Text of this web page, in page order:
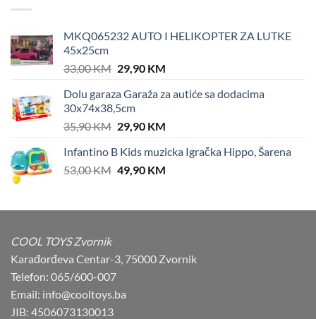
MKQ065232 AUTO I HELIKOPTER ZA LUTKE
45x25cm
33,00KM Original
was:
33,00 KM.
29,90 KMCurrent
is:
Dolu garaza Garaža za autiće sa dodacima
30x74x38,5cm
35,90KM Original
was:
35,90 KM.
29,90 KMCurrent
is:
29,90 KM.
Infantino B Kids muzicka Igračka Hippo, Šarena
53,00KM Original
53,00 KM.
49,90 KMCurrent
49,90 KM.
COOL TOYS Zvornik
Karađorđeva Centar-3, 75000 Zvornik
Telefon: 065/600-007
Email: info@cooltoys.ba
JIB: 4506073130013